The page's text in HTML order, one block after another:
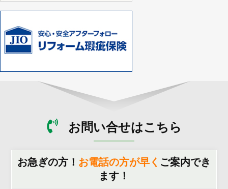
お問い合せはこちら
お急ぎの方！ お電話の方が早く ご案内でき
ます！